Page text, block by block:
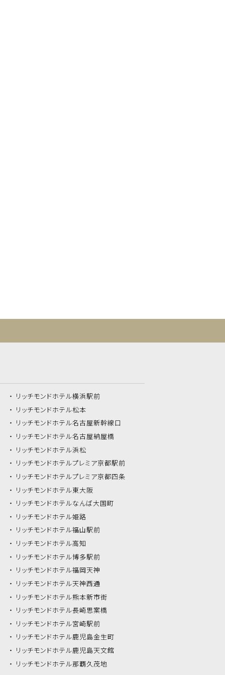
リッチモンドホテル横浜駅前
リッチモンドホテル松本
リッチモンドホテル名古屋新幹線口
リッチモンドホテル名古屋納屋橋
リッチモンドホテル浜松
リッチモンドホテルプレミア京都駅前
リッチモンドホテルプレミア京都四条
リッチモンドホテル東大阪
リッチモンドホテルなんば大国町
リッチモンドホテル姫路
リッチモンドホテル福山駅前
リッチモンドホテル高知
リッチモンドホテル博多駅前
リッチモンドホテル福岡天神
リッチモンドホテル天神西通
リッチモンドホテル熊本新市街
リッチモンドホテル長崎思案橋
リッチモンドホテル宮崎駅前
リッチモンドホテル鹿児島金生町
リッチモンドホテル鹿児島天文館
リッチモンドホテル那覇久茂地